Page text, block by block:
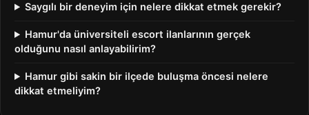
Saygılı bir deneyim için nelere dikkat etmek gerekir?
Hamur'da üniversiteli escort ilanlarının gerçek
olduğunu nasıl anlayabilirim?
Hamur gibi sakin bir ilçede buluşma öncesi nelere
dikkat etmeliyim?